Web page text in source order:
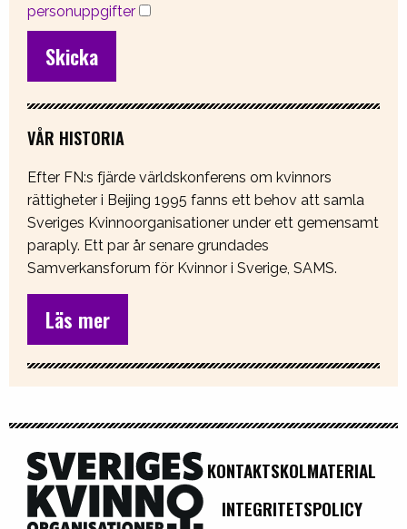
personuppgifter
VÅR HISTORIA
Efter FN:s fjärde världskonferens om kvinnors
rättigheter i Beijing 1995 fanns ett behov att samla
Sveriges Kvinnoorganisationer under ett gemensamt
paraply. Ett par år senare grundades
Samverkansforum för Kvinnor i Sverige, SAMS.
Läs mer
KONTAKTSKOLMATERIAL
INTEGRITETSPOLICY